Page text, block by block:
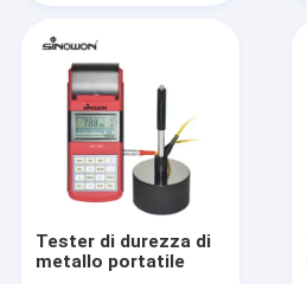
Tester di durezza di
metallo portatile